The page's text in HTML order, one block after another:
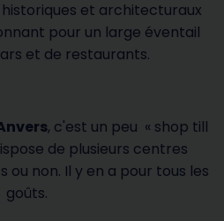
et architecturaux
pour un large éventail
et de restaurants.
, c'est un peu « shop till
de plusieurs centres
non. Il y en a pour tous les
goûts.